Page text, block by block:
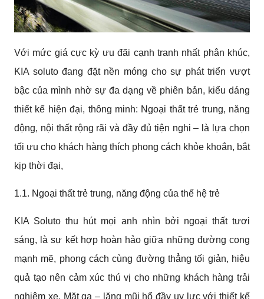
Với mức giá cực kỳ ưu đãi cạnh tranh nhất phân khúc,
KIA soluto đang đặt nền móng cho sự phát triển vượt
bậc của mình nhờ sự đa dạng về phiên bản, kiểu dáng
thiết kế hiện đại, thông minh: Ngoại thất trẻ trung, năng
động, nội thất rộng rãi và đầy đủ tiện nghi – là lựa chọn
tối ưu cho khách hàng thích phong cách khỏe khoắn, bắt
kịp thời đại,
1.1. Ngoại thất trẻ trung, năng động của thế hệ trẻ
KIA Soluto thu hút mọi anh nhìn bởi ngoại thất tươi
sáng, là sự kết hợp hoàn hảo giữa những đường cong
mạnh mẽ, phong cách cùng đường thẳng tối giản, hiệu
quả tạo nên cảm xúc thú vị cho những khách hàng trải
nghiệm xe. Mặt ga – lăng mũi hổ đầy uy lực với thiết kế